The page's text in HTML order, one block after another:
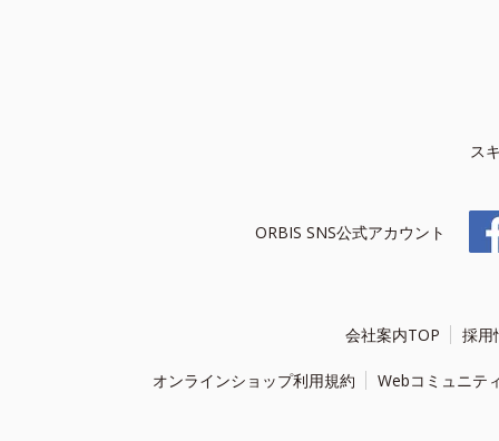
ス
ORBIS SNS公式アカウント
会社案内TOP 採用
オンラインショップ利用規約 Webコミュニテ